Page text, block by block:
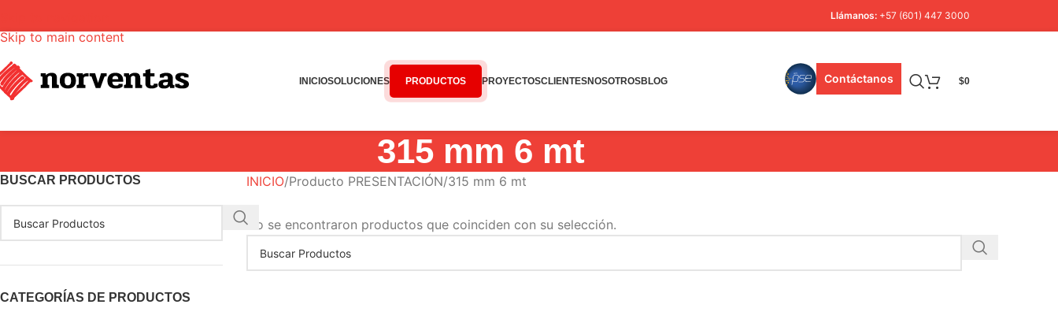
Skip to main content
Llámanos: +57 (601) 447 3000
INICIOSOLUCIONES PRODUCTOS PROYECTOSCLIENTESNOSOTROSBLOG Contáctanos $0
315 mm 6 mt
BUSCAR PRODUCTOS
CATEGORÍAS DE PRODUCTOS
INICIO Producto PRESENTACIÓN 315 mm 6 mt
No se encontraron productos que coinciden con su selección.